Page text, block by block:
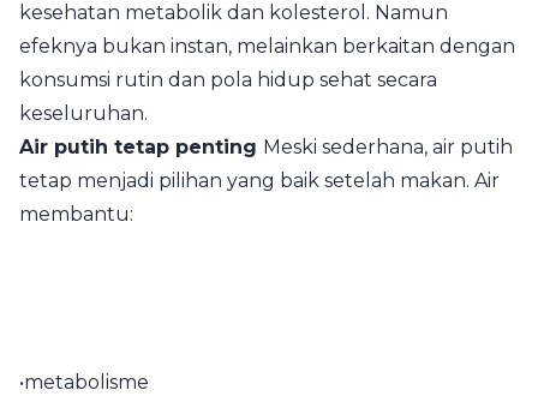
kesehatan metabolik dan kolesterol. Namun
efeknya bukan instan, melainkan berkaitan dengan
konsumsi rutin dan pola hidup sehat secara
keseluruhan.
Air putih tetap penting Meski sederhana, air putih
tetap menjadi pilihan yang baik setelah makan. Air
membantu:
•metabolisme